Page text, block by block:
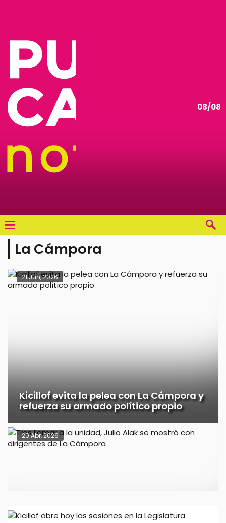
08/08
≡
La Cámpora
21 Jun, 2026
Kicillof evita la pelea con La Cámpora y
refuerza su armado político propio
20 Abr, 2026